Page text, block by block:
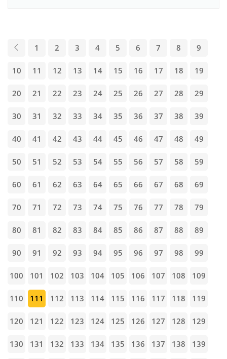
1 2 3 4 5 6 7 8 9
10 11 12 13 14 15 16 17 18 19
20 21 22 23 24 25 26 27 28 29
30 31 32 33 34 35 36 37 38 39
40 41 42 43 44 45 46 47 48 49
50 51 52 53 54 55 56 57 58 59
60 61 62 63 64 65 66 67 68 69
70 71 72 73 74 75 76 77 78 79
80 81 82 83 84 85 86 87 88 89
90 91 92 93 94 95 96 97 98 99
100 101 102 103 104 105 106 107 108 109
110 111 112 113 114 115 116 117 118 119
120 121 122 123 124 125 126 127 128 129
130 131 132 133 134 135 136 137 138 139